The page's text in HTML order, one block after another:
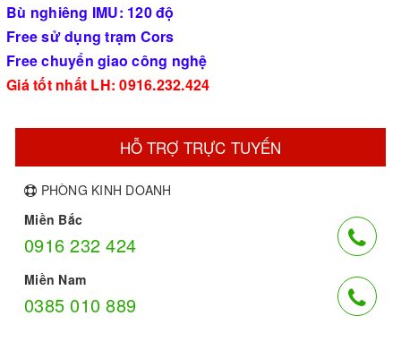
Bù nghiêng IMU: 120 độ
Free sử dụng trạm Cors
Free chuyển giao công nghệ
Giá tốt nhất LH: 0916.232.424
HỖ TRỢ TRỰC TUYẾN
PHÒNG KINH DOANH
Miền Bắc
0916 232 424
Miền Nam
0385 010 889